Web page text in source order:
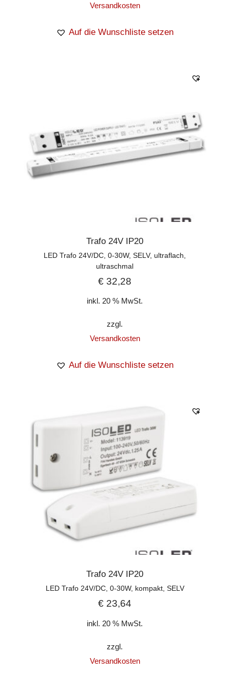
Versandkosten
Auf die Wunschliste setzen
Trafo 24V IP20
LED Trafo 24V/DC, 0-30W, SELV, ultraflach,
ultraschmal
€ 32,28
inkl. 20 % MwSt.
zzgl.
Versandkosten
Auf die Wunschliste setzen
Trafo 24V IP20
LED Trafo 24V/DC, 0-30W, kompakt, SELV
€ 23,64
inkl. 20 % MwSt.
zzgl.
Versandkosten